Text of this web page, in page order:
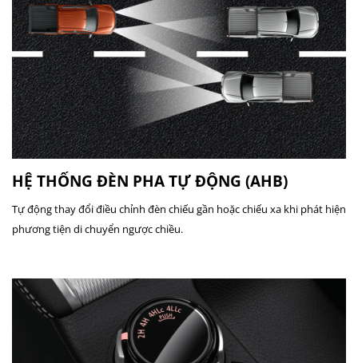
HỆ THỐNG ĐÈN PHA TỰ ĐỘNG (AHB)
Tự động thay đổi điều chỉnh đèn chiếu gần hoặc chiếu xa khi phát hiện
phương tiện di chuyển ngược chiều.